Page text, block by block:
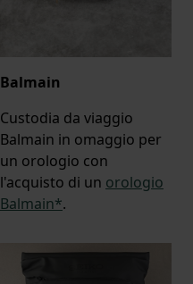
Balmain
Custodia da viaggio
Balmain in omaggio per
un orologio con
l'acquisto di un orologio
Balmain*.